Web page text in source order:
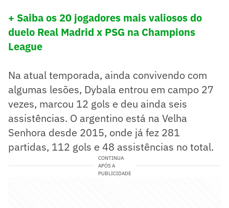
+ Saiba os 20 jogadores mais valiosos do
duelo Real Madrid x PSG na Champions
League
Na atual temporada, ainda convivendo com
algumas lesões, Dybala entrou em campo 27
vezes, marcou 12 gols e deu ainda seis
assistências. O argentino está na Velha
Senhora desde 2015, onde já fez 281
partidas, 112 gols e 48 assistências no total.
CONTINUA
APÓS A
PUBLICIDADE